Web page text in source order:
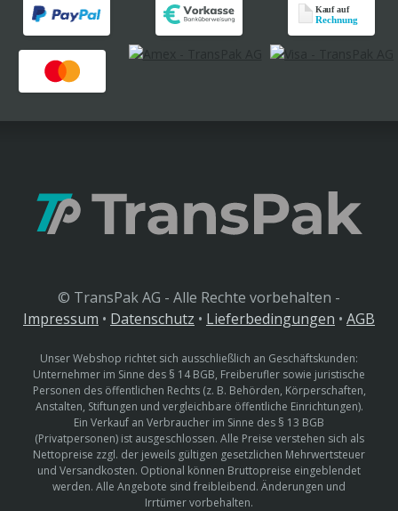
© TransPak AG - Alle Rechte vorbehalten -
Impressum • Datenschutz • Lieferbedingungen • AGB
Unser Webshop richtet sich ausschließlich an Geschäftskunden:
Unternehmer im Sinne des § 14 BGB, Freiberufler sowie juristische
Personen des öffentlichen Rechts (z. B. Behörden, Körperschaften,
Anstalten, Stiftungen und vergleichbare öffentliche Einrichtungen).
Ein Verkauf an Verbraucher im Sinne des § 13 BGB
(Privatpersonen) ist ausgeschlossen. Alle Preise verstehen sich als
Nettopreise zzgl. der jeweils gültigen gesetzlichen Mehrwertsteuer
und Versandkosten. Optional können Bruttopreise eingeblendet
werden. Alle Angebote sind freibleibend. Änderungen und
Irrtümer vorbehalten.